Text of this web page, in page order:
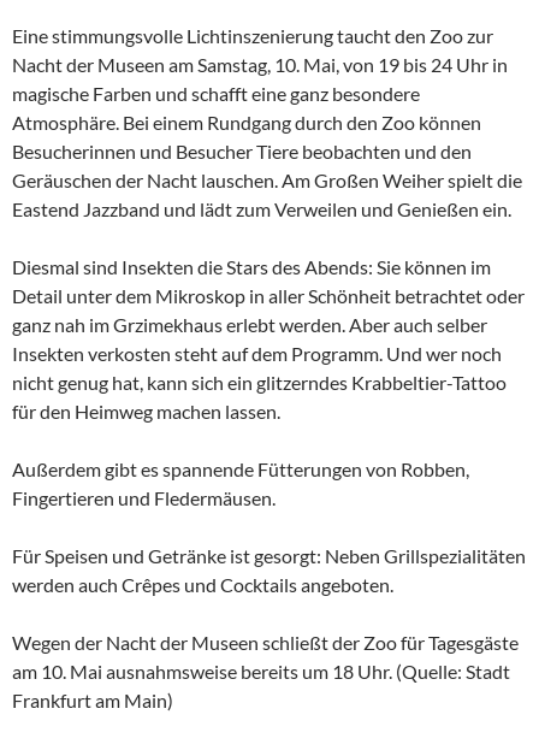
Eine stimmungsvolle Lichtinszenierung taucht den Zoo zur
Nacht der Museen am Samstag, 10. Mai, von 19 bis 24 Uhr in
magische Farben und schafft eine ganz besondere
Atmosphäre. Bei einem Rundgang durch den Zoo können
Besucherinnen und Besucher Tiere beobachten und den
Geräuschen der Nacht lauschen. Am Großen Weiher spielt die
Eastend Jazzband und lädt zum Verweilen und Genießen ein.
Diesmal sind Insekten die Stars des Abends: Sie können im
Detail unter dem Mikroskop in aller Schönheit betrachtet oder
ganz nah im Grzimekhaus erlebt werden. Aber auch selber
Insekten verkosten steht auf dem Programm. Und wer noch
nicht genug hat, kann sich ein glitzerndes Krabbeltier-Tattoo
für den Heimweg machen lassen.
Außerdem gibt es spannende Fütterungen von Robben,
Fingertieren und Fledermäusen.
Für Speisen und Getränke ist gesorgt: Neben Grillspezialitäten
werden auch Crêpes und Cocktails angeboten.
Wegen der Nacht der Museen schließt der Zoo für Tagesgäste
am 10. Mai ausnahmsweise bereits um 18 Uhr. (Quelle: Stadt
Frankfurt am Main)